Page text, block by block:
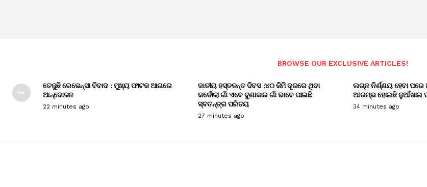
BROWSE OUR EXCLUSIVE ARTICLES!
ତେଜୁଛି ରେଭେନ୍ସା ବିବାଦ : ମୁଖ୍ୟ ଫାଟକ ଆଗରେ
ଆନ୍ଦୋଳନ
22 minutes ago
ଜାତୀୟ ହସ୍ତତନ୍ତ ଦିବସ :୪୦ କିମି ଦୂରରେ ଥିବା
କର୍ଡୋଲା ଗାଁ ଏବେ ବୁଣାକାର ଗାଁ ଭାବେ ପାଇଛି
ସ୍ବତନ୍ତ୍ର ପରିଚୟ
27 minutes ago
ଲଗ୍ନ ନିର୍ଣ୍ଣୟ ହେବା
ଆରମ୍ଭ ହୋଇଛି ନୁଆଁଖାଇ
34 minutes ago